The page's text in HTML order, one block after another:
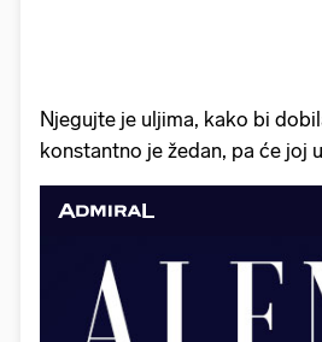
Njegujte je uljima, kako bi
konstantno je žedan, pa će joj